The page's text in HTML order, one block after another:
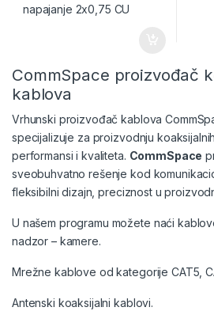
CommSpace proizvođač
kablova
Vrhunski proizvođačkablova
specijalizuje za proizvodnju
performansi i kvaliteta. CommSpace
sveobuhvatno rešenje kod
fleksibilni dizajn, preciznost u
U našem programu možete naći
nadzor – kamere.
Mrežne kablove od kategorije CAT5,
Antenski koaksijalni kablovi.